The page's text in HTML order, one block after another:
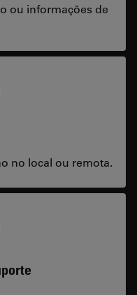
ou informações de
no local ou remota.